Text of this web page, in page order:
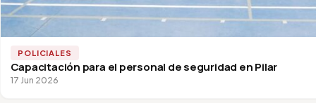
POLICIALES
Capacitación para el personal de seguridad en Pilar
17 Jun 2026